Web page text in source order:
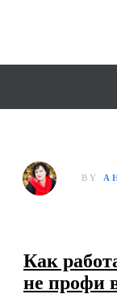
BY
Как
не профи